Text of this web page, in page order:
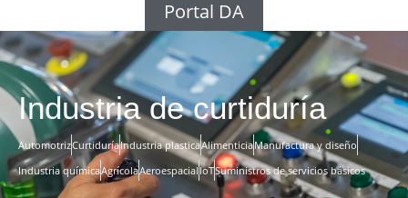
Portal DA
Industria de curtiduría
AutomotrizCurtiduríaIndustria plasticaAlimenticiaManufactura y diseño
Industria químicaAgrícolaAeroespacialIoTSuministros de servicios básicos